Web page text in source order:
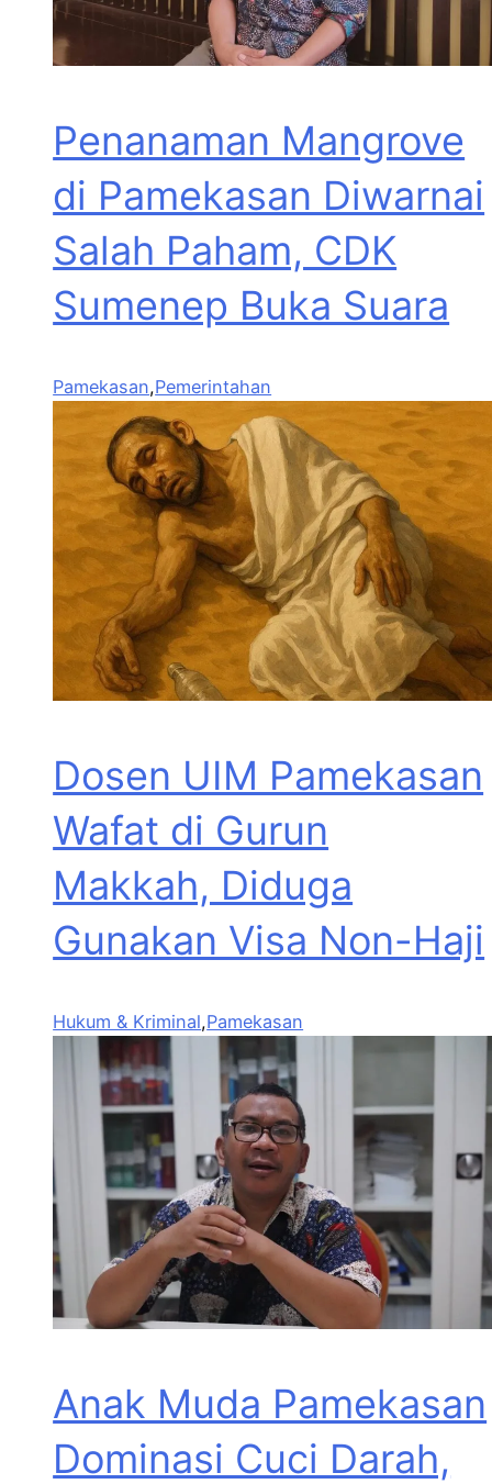
Penanaman Mangrove
di Pamekasan Diwarnai
Salah Paham, CDK
Sumenep Buka Suara
Pamekasan,Pemerintahan
Dosen UIM Pamekasan
Wafat di Gurun
Makkah, Diduga
Gunakan Visa Non-Haji
Hukum & Kriminal,Pamekasan
Anak Muda Pamekasan
Dominasi Cuci Darah,